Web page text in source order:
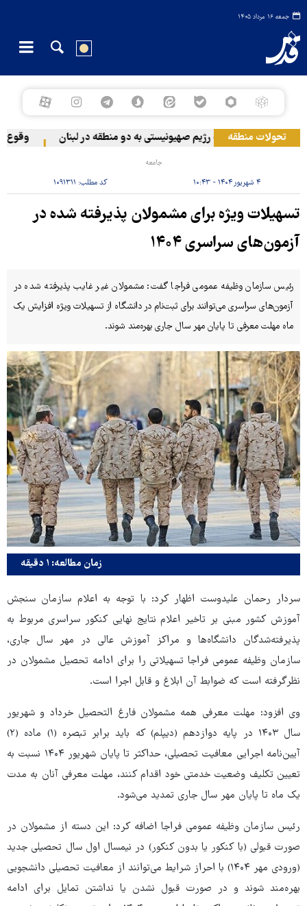
جمعه ۱۶ مرداد ۱۴۰۵
تحولات منطقهحمله رژیم صهیونیستی به دو منطقه در لبنان وقوع
جامعه
۴ شهریور ۱۴۰۴ - ۱۰:۴۳ کد مطلب: ۱۰۹۱۳۱۱
تسهیلات ویژه برای مشمولان پذیرفته شده در
آزمون‌های سراسری ۱۴۰۴
رئیس سازمان وظیفه عمومی فراجا گفت: مشمولان غیر غایب پذیرفته شده در
آزمون‌های سراسری می‌توانند برای ثبت‌نام در دانشگاه‌ از تسهیلات ویژه افزایش یک
ماه مهلت معرفی تا پایان مهر سال جاری بهره‌مند شوند.
زمان مطالعه: ۱ دقیقه
سردار رحمان علیدوست اظهار کرد: با توجه به اعلام سازمان سنجش
آموزش کشور مبنی بر تاخیر اعلام نتایج نهایی کنکور سراسری مربوط به
پذیرفته‌شدگان دانشگاه‌ها و مراکز آموزش عالی در مهر سال جاری،
سازمان وظیفه عمومی فراجا تسهیلاتی را برای ادامه تحصیل مشمولان در
نظرگرفته است که ضوابط آن ابلاغ و قابل اجرا است.
وی افزود: مهلت معرفی همه مشمولان فارغ التحصیل خرداد و شهریور
سال ۱۴۰۳ در پایه دوازدهم (دیپلم) که باید برابر تبصره (۱) ماده (۲)
آیین‌نامه اجرایی معافیت تحصیلی، حداکثر تا پایان شهریور ۱۴۰۴ نسبت به
تعیین تکلیف وضعیت خدمتی خود اقدام کنند، مهلت معرفی آنان به مدت
یک ماه تا پایان مهر سال جاری تمدید می‌شود.
رئیس سازمان وظیفه عمومی فراجا اضافه کرد: این دسته از مشمولان در
صورت قبولی (با کنکور یا بدون کنکور) در نیمسال اول سال تحصیلی جدید
(ورودی مهر ۱۴۰۴) با احراز شرایط می‌توانند از معافیت تحصیلی دانشجویی
بهره‌مند شوند و در صورت قبول نشدن یا نداشتن تمایل برای ادامه